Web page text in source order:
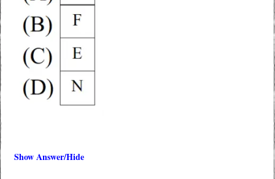
Show Answer/Hide